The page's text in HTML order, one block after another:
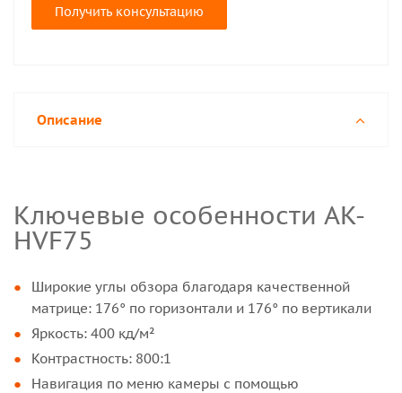
Получить консультацию
Описание
Ключевые особенности AK-
HVF75
Широкие углы обзора благодаря качественной
матрице: 176° по горизонтали и 176° по вертикали
Яркость: 400 кд/м²
Контрастность: 800:1
Навигация по меню камеры с помощью